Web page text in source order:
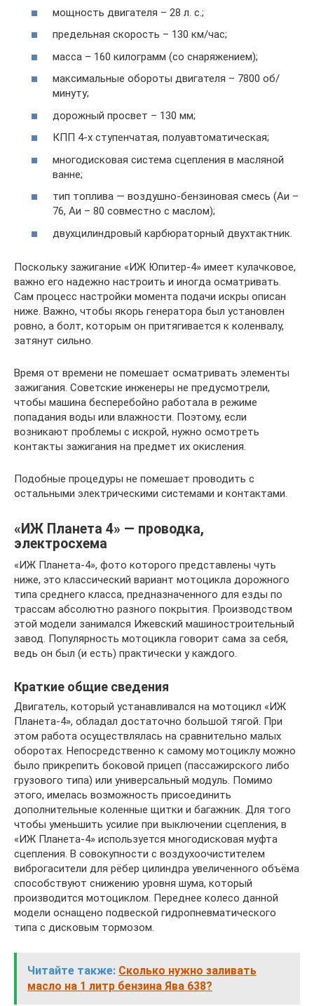
мощность двигателя – 28 л. с.;
предельная скорость – 130 км/час;
масса – 160 килограмм (со снаряжением);
максимальные обороты двигателя – 7800 об/
минуту;
дорожный просвет – 130 мм;
КПП 4-х ступенчатая, полуавтоматическая;
многодисковая система сцепления в масляной
ванне;
тип топлива — воздушно-бензиновая смесь (Аи –
76, Аи – 80 совместно с маслом);
двухцилиндровый карбюраторный двухтактник.
Поскольку зажигание «ИЖ Юпитер-4» имеет кулачковое,
важно его надежно настроить и иногда осматривать.
Сам процесс настройки момента подачи искры описан
ниже. Важно, чтобы якорь генератора был установлен
ровно, а болт, которым он притягивается к коленвалу,
затянут сильно.
Время от времени не помешает осматривать элементы
зажигания. Советские инженеры не предусмотрели,
чтобы машина бесперебойно работала в режиме
попадания воды или влажности. Поэтому, если
возникают проблемы с искрой, нужно осмотреть
контакты зажигания на предмет их окисления.
Подобные процедуры не помешает проводить с
остальными электрическими системами и контактами.
«ИЖ Планета 4» — проводка,
электросхема
«ИЖ Планета-4», фото которого представлены чуть
ниже, это классический вариант мотоцикла дорожного
типа среднего класса, предназначенного для езды по
трассам абсолютно разного покрытия. Производством
этой модели занимался Ижевский машиностроительный
завод. Популярность мотоцикла говорит сама за себя,
ведь он был (и есть) практически у каждого.
Краткие общие сведения
Двигатель, который устанавливался на мотоцикл «ИЖ
Планета-4», обладал достаточно большой тягой. При
этом работа осуществлялась на сравнительно малых
оборотах. Непосредственно к самому мотоциклу можно
было прикрепить боковой прицеп (пассажирского либо
грузового типа) или универсальный модуль. Помимо
этого, имелась возможность присоединить
дополнительные коленные щитки и багажник. Для того
чтобы уменьшить усилие при выключении сцепления, в
«ИЖ Планета-4» используется многодисковая муфта
сцепления. В совокупности с воздухоочистителем
виброгасители для рёбер цилиндра увеличенного объёма
способствуют снижению уровня шума, который
производится мотоциклом. Переднее колесо данной
модели оснащено подвеской гидропневматического
типа с дисковым тормозом.
Читайте также: Сколько нужно заливать
масло на 1 литр бензина Ява 638?